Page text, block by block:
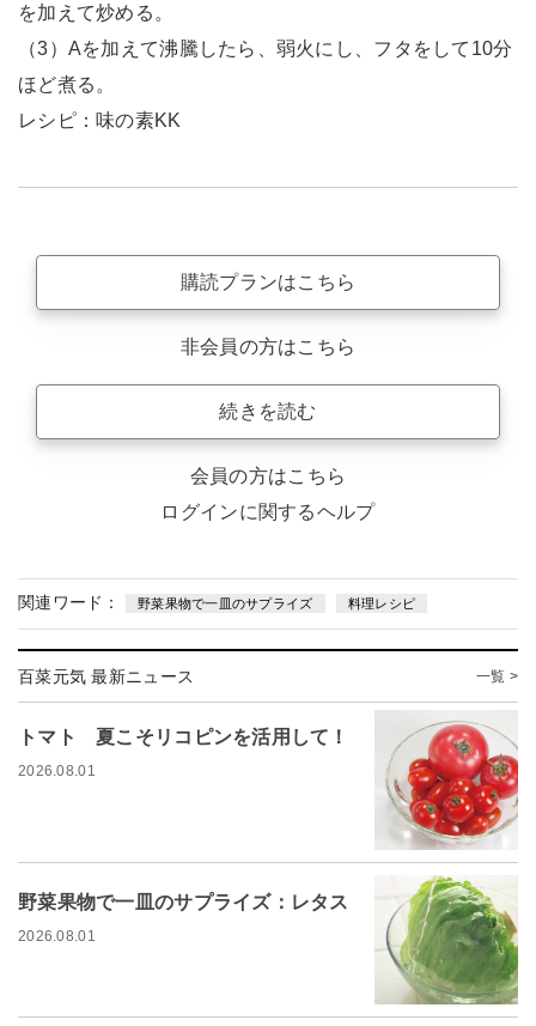
を加えて炒める。
（3）Aを加えて沸騰したら、弱火にし、フタをして10分
ほど煮る。
レシピ：味の素KK
購読プランはこちら
非会員の方はこちら
続きを読む
会員の方はこちら
ログインに関するヘルプ
関連ワード： 野菜果物で一皿のサプライズ 料理レシピ
百菜元気 最新ニュース 一覧 >
トマト 夏こそリコピンを活用して！
2026.08.01
野菜果物で一皿のサプライズ：レタス
2026.08.01